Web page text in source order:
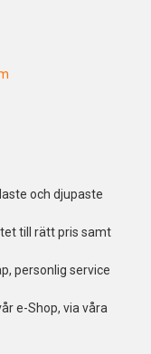
och djupaste
till rätt pris samt
personlig service
e-Shop, via våra